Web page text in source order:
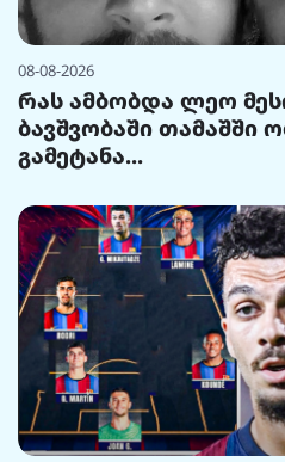
08-08-2026
რას ამბობდა ლეო
ბავშვობაში
გამეტანა...